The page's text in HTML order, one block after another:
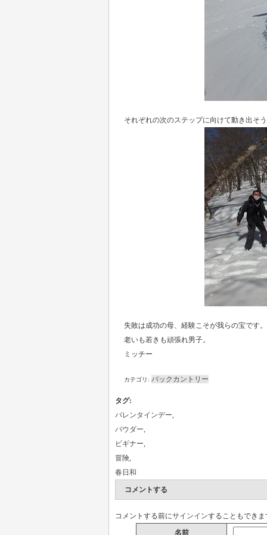
それぞれの次のステップに向けて動き出そ
失敗は成功の母、経験こそが我らの宝です。
老いも若きも頑張れ男子。
ミッチー
カテゴリ: バックカントリー
タグ:
バレンタインデー,
パウダー,
ビギナー,
冒険,
春日和
コメントする
コメントする前にサインインすることもできま
名前